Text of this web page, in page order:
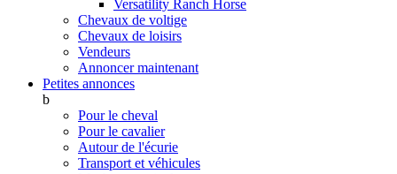
Versatility Ranch Horse
Chevaux de voltige
Chevaux de loisirs
Vendeurs
Annoncer maintenant
Petites annonces
b
Pour le cheval
Pour le cavalier
Autour de l'écurie
Transport et véhicules